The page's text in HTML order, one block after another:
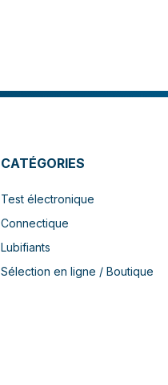
CATÉGORIES
Test électronique
Connectique
Lubifiants
Sélection en ligne / Boutique